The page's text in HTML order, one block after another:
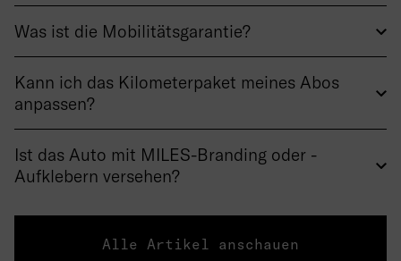
Was ist die Mobilitätsgarantie?
Kann ich das Kilometerpaket meines Abos
anpassen?
Ist das Auto mit MILES-Branding oder -
Aufklebern versehen?
Alle Artikel anschauen